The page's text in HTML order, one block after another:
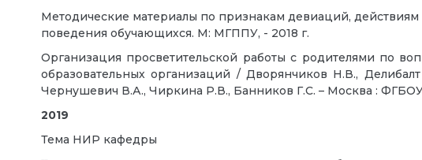
Методические материалы по признакам девиаций,
поведения обучающихся. М: МГППУ, - 2018 г.
Организация просветительской работы с родителями по
образовательных организаций / Дворянчиков Н.В.,
Чернушевич В.А., Чиркина Р.В., Банников Г.С. – Москва :
2019
Тема НИР кафедры